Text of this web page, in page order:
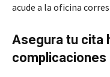
acude a la oficina
Asegura tu cita
complicaciones